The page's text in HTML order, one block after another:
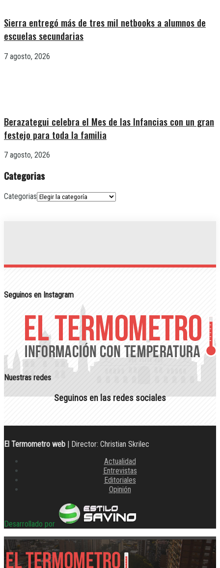
Sierra entregó más de tres mil netbooks a alumnos de
escuelas secundarias
7 agosto, 2026
Berazategui celebra el Mes de las Infancias con un gran
festejo para toda la familia
7 agosto, 2026
Categorias
Categorias
Seguinos en Instagram
Nuestras redes
Seguinos en las redes sociales
El Termometro web | Director: Christian Skrilec
Actualidad
Entrevistas
Editoriales
Opinión
Desarrollado por